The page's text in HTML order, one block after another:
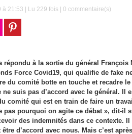
à 21:53 | Lu 229 fois |0 commentaire(s)
répondu à la sortie du général
Force Covid19, qui qualifie de fake
du comité botte en touche et recadre
suis pas d’accord avec le général. Il
comité qui est en train de faire un
pas pourquoi on agite ce débat », dit-il
des indemnités dans ce contexte.
d’accord avec nous. Mais c’est